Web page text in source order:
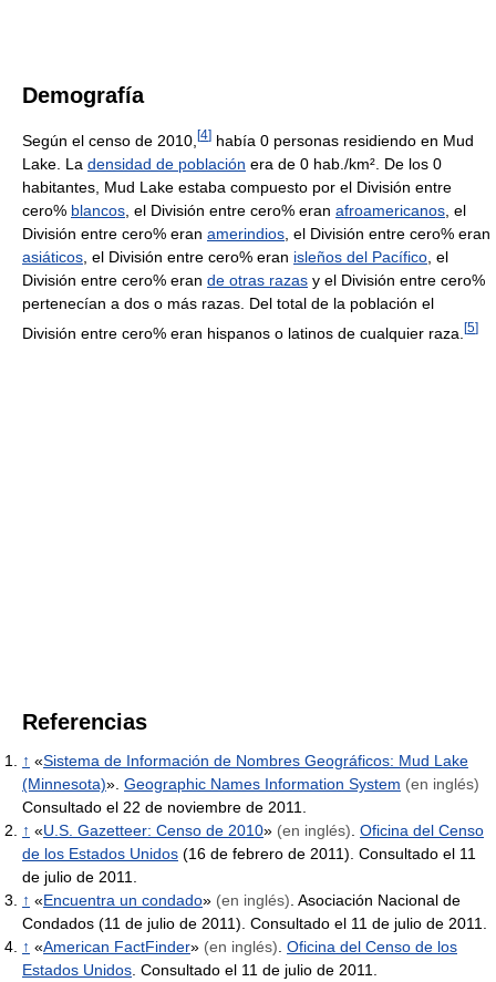
Demografía
Según el censo de 2010, [4] había 0 personas residiendo en Mud
Lake. La densidad de población era de 0 hab./km². De los 0
habitantes, Mud Lake estaba compuesto por el División entre
cero% blancos , el División entre cero% eran afroamericanos , el
División entre cero% eran amerindios , el División entre cero% eran
asiáticos , el División entre cero% eran isleños del Pacífico , el
División entre cero% eran de otras razas y el División entre cero%
pertenecían a dos o más razas. Del total de la población el
División entre cero% eran hispanos o latinos de cualquier raza. [5]
Referencias
↑ «Sistema de Información de Nombres Geográficos: Mud Lake
(Minnesota)». Geographic Names Information System (en inglés)
Consultado el 22 de noviembre de 2011.
↑ «U.S. Gazetteer: Censo de 2010» (en inglés) Oficina del Censo
de los Estados Unidos (16 de febrero de 2011). Consultado el 11
de julio de 2011.
↑ «Encuentra un condado» (en inglés) . Asociación Nacional de
Condados (11 de julio de 2011). Consultado el 11 de julio de 2011.
↑ «American FactFinder» (en inglés) Oficina del Censo de los
Estados Unidos . Consultado el 11 de julio de 2011.